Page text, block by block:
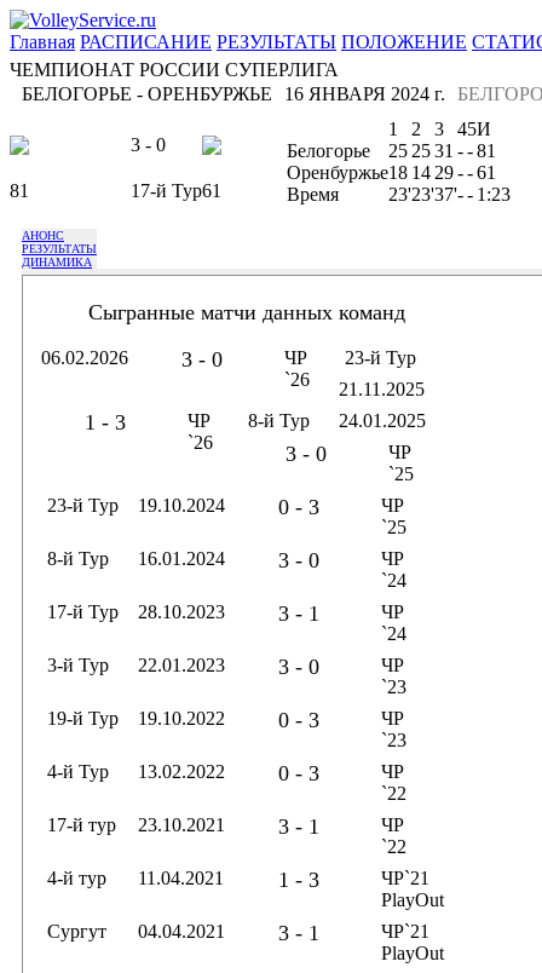
Главная РАСПИСАНИЕ РЕЗУЛЬТАТЫ ПОЛОЖЕНИЕ
ЧЕМПИОНАТ РОССИИ СУПЕРЛИГА
БЕЛОГОРЬЕ - ОРЕНБУРЖЬЕ
16 ЯНВАРЯ 2024 г.
3 - 0
81 17-й Тур61
1 2 3 45И
Белогорье
25 2531 --81
Оренбуржье18 14 29--61
Время
23'23'37'-- 1:23
АНОНС
РЕЗУЛЬТАТЫ
ДИНАМИКА
Сыгранные матчи данных команд
06.02.2026 3 - 0
ЧР
`26
23-й Тур
21.11.2025
1 - 3
ЧР
`26
8-й Тур 24.01.2025
3 - 0
ЧР
`25
23-й Тур
19.10.2024 0 - 3
ЧР
`25
8-й Тур
16.01.2024 3 - 0
ЧР
`24
17-й Тур
28.10.2023 3 - 1
ЧР
`24
3-й Тур
22.01.2023 3 - 0
ЧР
`23
19-й Тур
19.10.2022 0 - 3
ЧР
`23
4-й Тур
13.02.2022 0 - 3
ЧР
`22
17-й тур
23.10.2021 3 - 1
ЧР
`22
4-й тур
11.04.2021 1 - 3
ЧР`21
PlayOut
Сургут
04.04.2021 3 - 1
ЧР`21
PlayOut